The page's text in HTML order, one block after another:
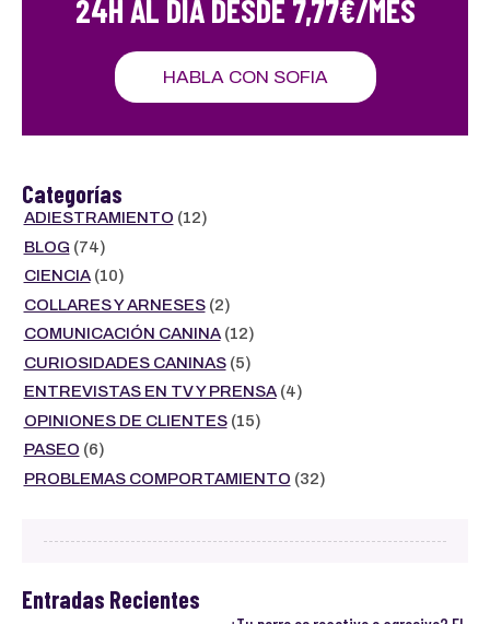
24H AL DÍA DESDE 7,77€/MES
HABLA CON SOFIA
Categorías
ADIESTRAMIENTO (12)
BLOG (74)
CIENCIA(10)
COLLARES Y ARNESES(2)
COMUNICACIÓN CANINA(12)
CURIOSIDADES CANINAS(5)
ENTREVISTAS EN TV Y PRENSA(4)
OPINIONES DE CLIENTES(15)
PASEO (6)
PROBLEMAS COMPORTAMIENTO (32)
Entradas Recientes